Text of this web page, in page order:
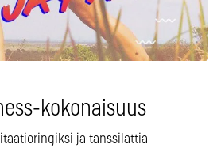
kokonaisuus
ja tanssilattia